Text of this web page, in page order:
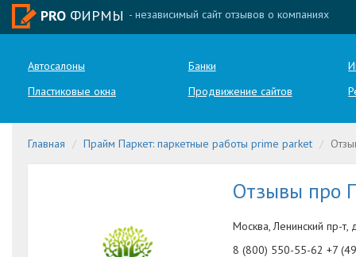
PRO ФИРМЫ - независимый сайт отзывов о компаниях
Автосалоны Банки
Пластиковые окна
Продвижение сайтов
Главная Прайм Паркет: паркетные работы prime parket
Отзывы про
Москва, Ленинский пр-т,
8 (800) 550-55-62 +7